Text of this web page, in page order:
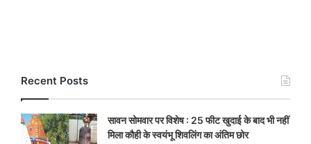
Recent Posts
सावन सोमवार पर विशेष : 25 फीट खुदाई के बाद भी नहीं
मिला कौही के स्वयंभू शिवलिंग का अंतिम छोर